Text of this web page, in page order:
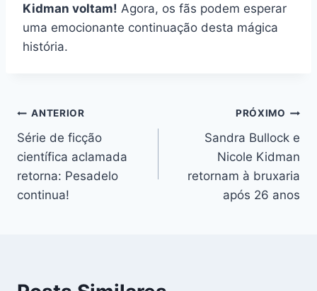
Kidman voltam! Agora, os fãs podem esperar
uma emocionante continuação desta mágica
história.
Navegação
de
Post
ANTERIOR
Série de ficção
científica aclamada
retorna: Pesadelo
continua!
PRÓXIMO
Sandra Bullock e
Nicole Kidman
retornam à bruxaria
após 26 anos